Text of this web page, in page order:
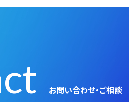
お問い合わせ・ご相談